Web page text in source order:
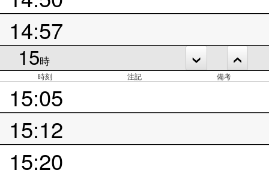
14:57
15時
時刻 注記 備考
15:05
15:12
15:20